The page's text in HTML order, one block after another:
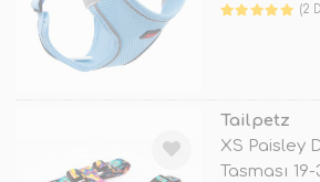
(2
Tailpetz
XS Paisley
Tasması